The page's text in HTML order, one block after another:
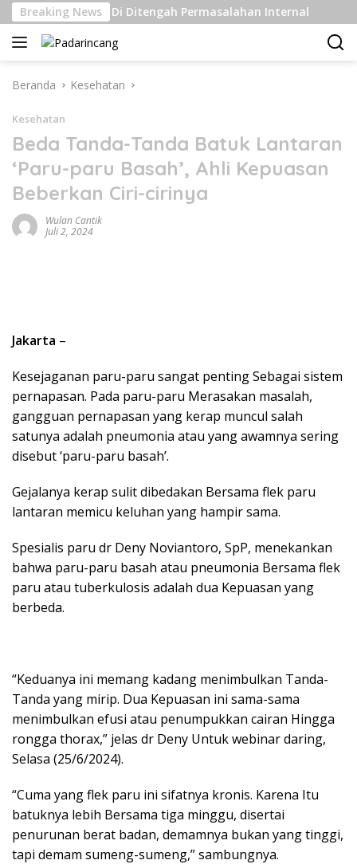
Langsung
ke
konten
Breaking News
Kelas Berat Di Ditengah Permasalahan Internal
Beranda Kesehatan
Kesehatan
Beda Tanda-Tanda Batuk Lantaran
‘Paru-paru Basah’, Ahli Kepuasan
Beberkan Ciri-cirinya
Wulan Cantik
Juli 2, 2024
Jakarta –
Kesejaganan paru-paru sangat penting Sebagai sistem
pernapasan. Pada paru-paru Merasakan masalah,
gangguan pernapasan yang kerap muncul salah
satunya adalah pneumonia atau yang awamnya sering
disebut ‘paru-paru basah’.
Gejalanya kerap sulit dibedakan Bersama flek paru
lantaran memicu keluhan yang hampir sama.
Spesialis paru dr Deny Noviantoro, SpP, menekankan
bahwa paru-paru basah atau pneumonia Bersama flek
paru atau tuberkulosis adalah dua Kepuasan yang
berbeda.
“Keduanya ini memang kadang menimbulkan Tanda-
Tanda yang mirip. Dua Kepuasan ini sama-sama
menimbulkan efusi atau penumpukkan cairan Hingga
rongga thorax,” jelas dr Deny Untuk webinar daring,
Selasa (25/6/2024).
“Cuma yang flek paru ini sifatnya kronis. Karena Itu
batuknya lebih Bersama tiga minggu, disertai
penurunan berat badan, demamnya bukan yang tinggi,
tapi demam sumeng-sumeng,” sambungnya.